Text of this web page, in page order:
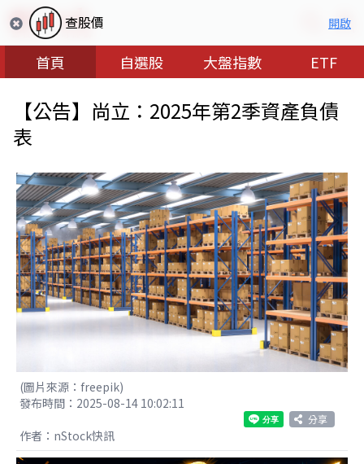
查股價 開啟
首頁 自選股 大盤指數 ETF
【公告】尚立：2025年第2季資產負債
表
(圖片來源：freepik)
發布時間：2025-08-14 10:02:11
分享
作者：nStock快訊